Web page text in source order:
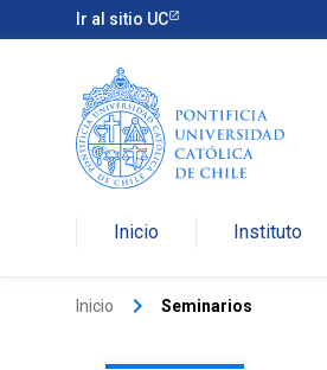
Ir al sitio UC
Inicio Instituto
Inicio keyboard_arrow_right Seminarios